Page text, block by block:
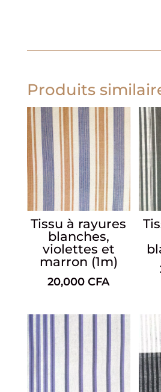
Produits
Tissu à rayures
blanches,
violettes et
marron (1m)
20,000CFA